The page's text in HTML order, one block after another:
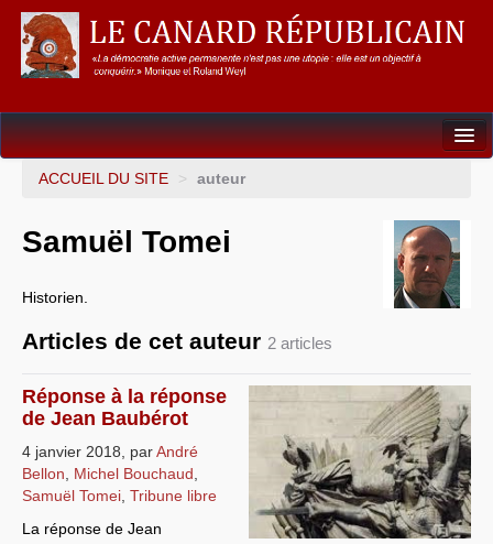
Dossiers
Un éléphant, ça trompe énormément !
Gouvernance mondiale & mondialisation
International
L’Empire américain
Systèmes & société sous contrôle
ACCUEIL DU SITE > auteur
Samuël Tomei
Historien.
Articles de cet auteur 2 articles
Réponse à la réponse
de Jean Baubérot
4 janvier 2018 parAndré
Bellon
Michel Bouchaud
Samuël Tomei Tribune libre
La réponse de Jean